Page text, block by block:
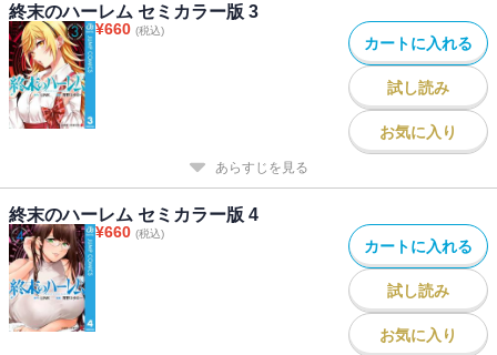
終末のハーレム セミカラー版 3
¥660 (税込)
カートに入れる
試し読み
お気に入り
あらすじを見る
終末のハーレム セミカラー版 4
¥660 (税込)
カートに入れる
試し読み
お気に入り